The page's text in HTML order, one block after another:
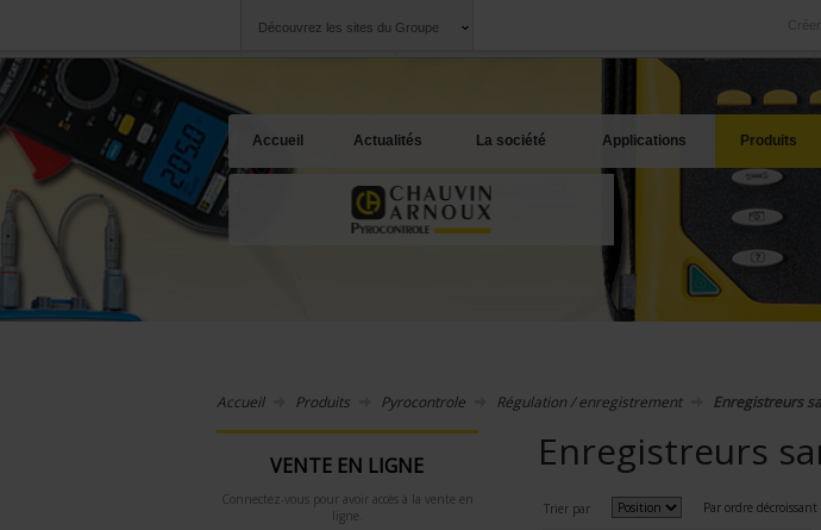
Découvrez les sites du Groupe
International
Nos filiales à l'étranger
Accueil Actualités La société Applications Produits
Accueil Produits Pyrocontrole Régulation / enregistrement Enregistreurs
VENTE EN LIGNE
Connectez-vous pour avoir accès à la vente en
ligne.
Enregistreurs
Trier par Par ordre décroissant